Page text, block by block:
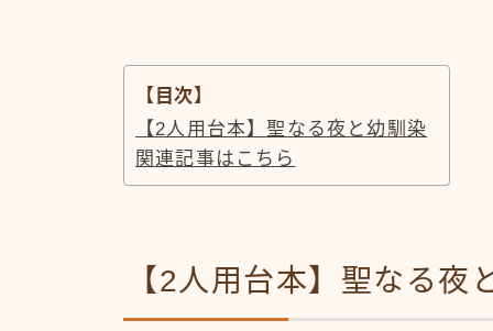
【目次】
【2人用台本】聖なる夜と幼馴染
関連記事はこちら
【2人用台本】聖なる夜